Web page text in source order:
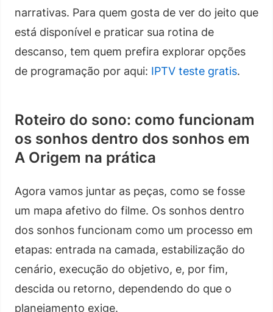
narrativas. Para quem gosta de ver do jeito que
está disponível e praticar sua rotina de
descanso, tem quem prefira explorar opções
de programação por aqui: IPTV teste gratis.
Roteiro do sono: como funcionam
os sonhos dentro dos sonhos em
A Origem na prática
Agora vamos juntar as peças, como se fosse
um mapa afetivo do filme. Os sonhos dentro
dos sonhos funcionam como um processo em
etapas: entrada na camada, estabilização do
cenário, execução do objetivo, e, por fim,
descida ou retorno, dependendo do que o
planejamento exige.